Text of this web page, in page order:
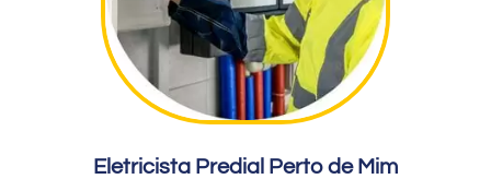
Eletricista Predial Perto de Mim